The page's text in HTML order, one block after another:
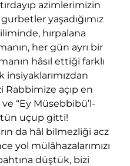
azimlerimizin
yaşadığımız
hırpalana
her gün ayrı bir
hâsıl ettiği farklı
insiyaklarımızdan
Rabbimize açıp en
“Ey Müsebbibü’l-
uçup gitti!
da hâl bilmezliği acz
yol mülâhazalarımızı
düştük, bizi